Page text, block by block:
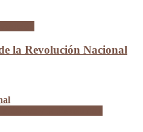
la Revolución Nacional